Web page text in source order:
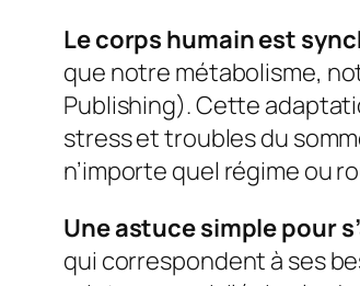
Le corps humain est
que notre métabolisme,
Publishing). Cette
stress et troubles du
n’importe quel régime ou
Une astuce simple pour
qui correspondent à ses